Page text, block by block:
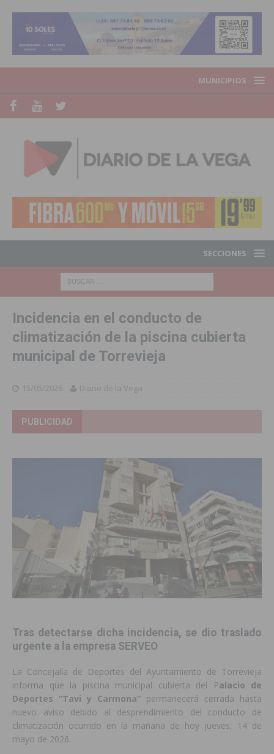
MUNICIPIOS
SECCIONES
Incidencia en el conducto de
climatización de la piscina cubierta
municipal de Torrevieja
15/05/2026 Diario de la Vega
PUBLICIDAD
Tras detectarse dicha incidencia, se dio traslado
urgente a la empresa SERVEO
La Concejalía de Deportes del Ayuntamiento de Torrevieja
informa que la piscina municipal cubierta del Palacio de
Deportes “Tavi y Carmona” permanecerá cerrada hasta
nuevo aviso debido al desprendimiento del conducto de
climatización ocurrido en la mañana de hoy jueves, 14 de
mayo de 2026.